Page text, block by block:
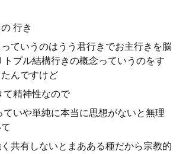
行き
ていうのはうう君行きでお主行きを脳
トプル結構行きの概念っていうのをす
んですけど
て精神性なので
ていや単純に本当に思想がないと無理
共有しないとまあある種だから宗教的